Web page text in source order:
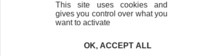
Cliquez ici
This site uses cookies and
gives you control over what you
want to activate
OK, ACCEPT ALL